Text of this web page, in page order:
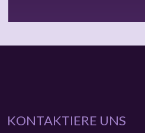
KONTAKTIERE UNS